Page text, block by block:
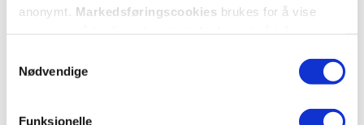
anonymt. Markedsføringscookies brukes for å vise
Nødvendige
Funksjonelle
3 stjerner 0
1 stjerne 0